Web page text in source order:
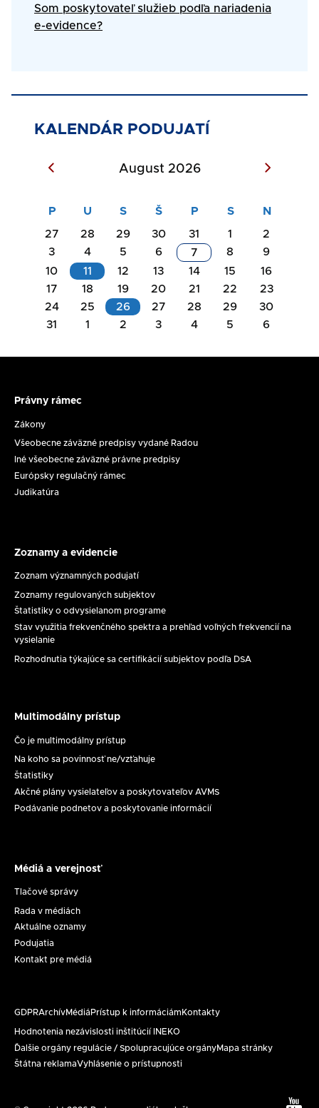
Som poskytovateľ služieb podľa nariadenia
e-evidence?
KALENDÁR PODUJATÍ
August 2026
27 28 29 30 31 1
2
3
4 5 6 7 8
9
10
11 12 13 14 15
16
17
18 19 20 21 22
23
24
25 26 27 28 29
30
31
1 2 3 4 5 6
rámec
Právny rámec
Zákony
Všeobecne záväzné predpisy vydané Radou
Iné všeobecne záväzné právne predpisy
Európsky regulačný rámec
Judikatúra
a
evidencie
Zoznamy a evidencie
Zoznam významných podujatí
Zoznamy regulovaných subjektov
Štatistiky o odvysielanom programe
Stav využitia frekvenčného spektra a prehľad voľných frekvencií na
vysielanie
Rozhodnutia týkajúce sa certifikácií subjektov podľa DSA
prístup
Multimodálny prístup
Čo je multimodálny prístup
Na koho sa povinnosť ne/vzťahuje
Štatistiky
Akčné plány vysielateľov a poskytovateľov AVMS
Podávanie podnetov a poskytovanie informácií
a
verejnosť
Médiá a verejnosť
Tlačové správy
Rada v médiách
Aktuálne oznamy
Podujatia
Kontakt pre médiá
Päta
GDPRArchívMédiá Prístup k informáciám Kontakty
Hodnotenia nezávislosti inštitúcií INEKO
Ďalšie orgány regulácie / Spolupracujúce orgányMapa stránky
Štátna reklamaVyhlásenie o prístupnosti
Akcie
na
11.08.2026
na
ochranu
maloletých
2026
na
Zasadnutie
RpMS
č.